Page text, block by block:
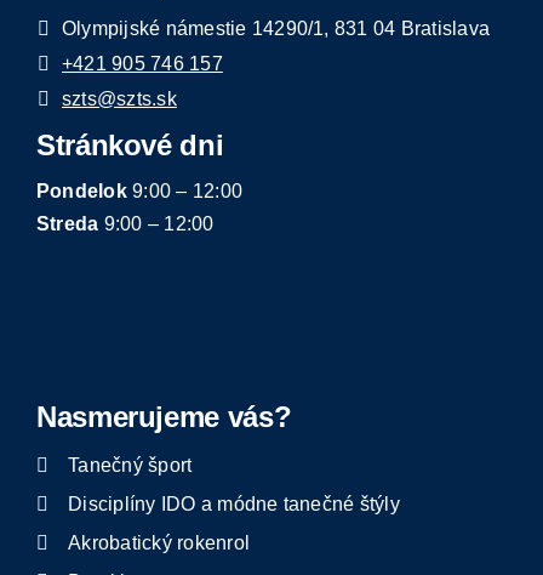
Olympijské námestie 14290/1, 831 04 Bratislava
+421 905 746 157
szts@szts.sk
Stránkové dni
Pondelok9:00 – 12:00
Streda 9:00 – 12:00
Nasmerujeme vás?
Tanečný šport
Disciplíny IDO a módne tanečné štýly
Akrobatický rokenrol